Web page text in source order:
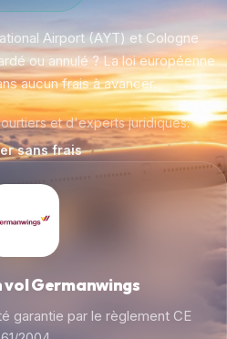
Airport (AYT) et Cologne
ou annulé ? La loi européenne
aucun frais à avancer.
et d'experts juridiques.
sans frais
Germanwings
garantie par le règlement CE